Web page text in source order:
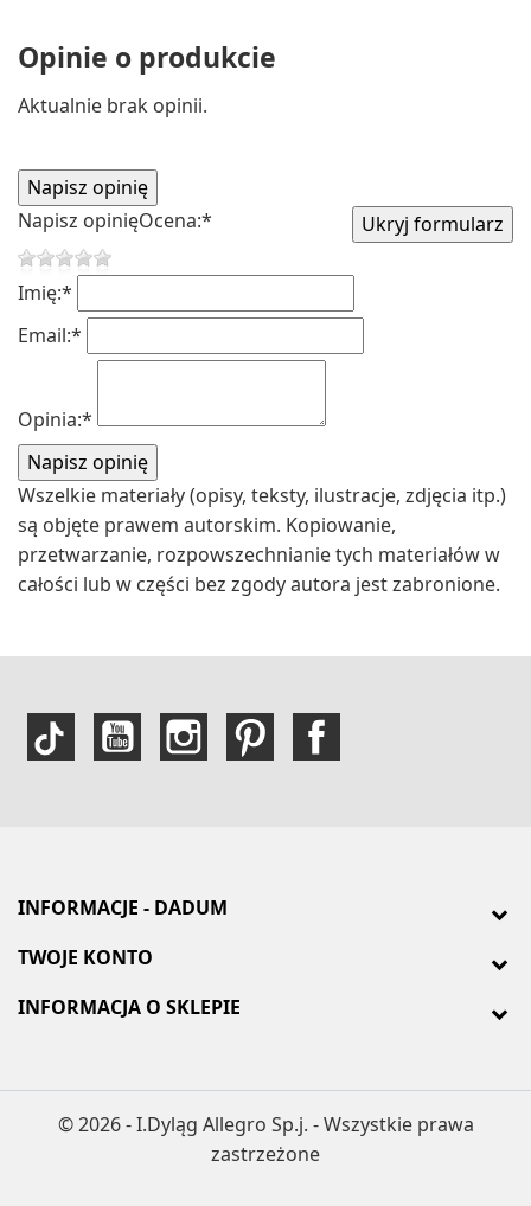
Opinie o produkcie
Aktualnie brak opinii.
Napisz opinięOcena:*
Imię:*
Email:*
Opinia:*
Wszelkie materiały (opisy, teksty, ilustracje, zdjęcia itp.)
są objęte prawem autorskim. Kopiowanie,
przetwarzanie, rozpowszechnianie tych materiałów w
całości lub w części bez zgody autora jest zabronione.
INFORMACJE - DADUM
TWOJE KONTO
INFORMACJA O SKLEPIE
© 2026 - I.Dyląg Allegro Sp.j. - Wszystkie prawa
zastrzeżone